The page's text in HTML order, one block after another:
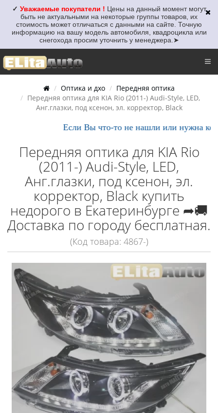
✓ Уважаемые покупатели ! Цены на данный момент могут
быть не актуальными на некоторые группы товаров, их
стоимость может отличаться с данными на сайте. Точную
информацию на вашу модель автомобиля, квадроцикла или
снегохода просим уточнить у менеджера. ➤
Оптика и дхо
Передняя оптика
Передняя оптика для KIA Rio (2011-) Audi-Style, LED,
Aнг.глазки, под ксенон, эл. корректор, Black
Если Вы что-то не нашли или нужна
Передняя оптика для KIA Rio
(2011-) Audi-Style, LED,
Aнг.глазки, под ксенон, эл.
корректор, Black купить
недорого в Екатеринбурге ➦🚚
Доставка по городу бесплатная.
(Код товара: 4867-)